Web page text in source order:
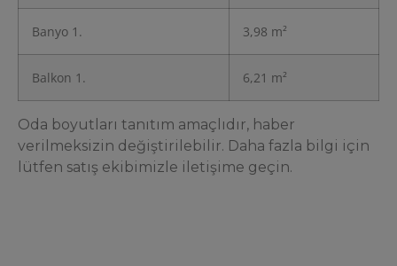
Banyo 1. 3,98 m²
Balkon 1. 6,21 m²
Oda boyutları tanıtım amaçlıdır, haber
verilmeksizin değiştirilebilir. Daha fazla bilgi için
lütfen satış ekibimizle iletişime geçin.